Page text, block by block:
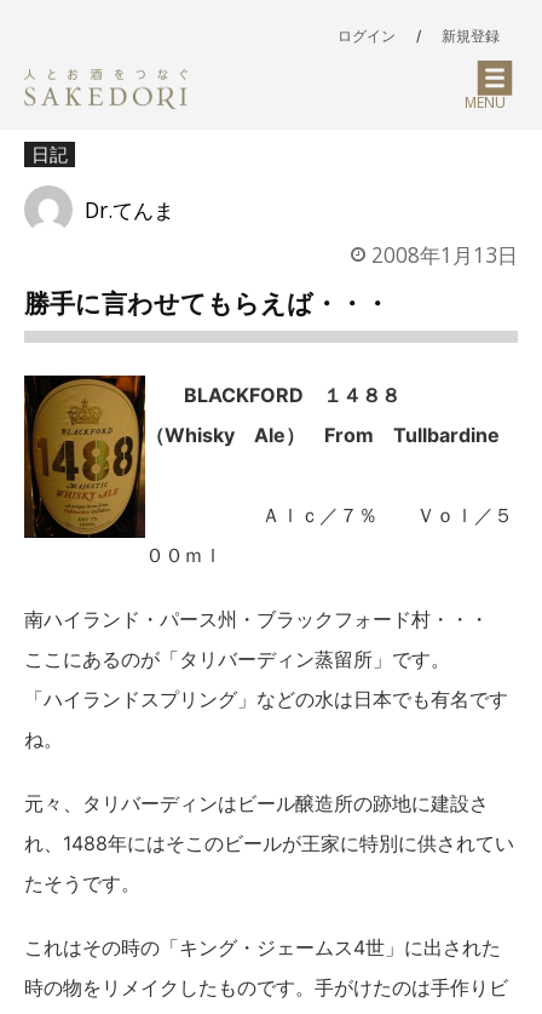
ログイン / 新規登録
MENU
日記
Dr.てんま
2008年1月13日
勝手に言わせてもらえば・・・
BLACKFORD １４８８
（Whisky Ale） From Tullbardine
Ａｌｃ／７％ Ｖｏｌ／５
００ｍｌ
南ハイランド・パース州・ブラックフォード村・・・
ここにあるのが「タリバーディン蒸留所」です。
「ハイランドスプリング」などの水は日本でも有名です
ね。
元々、タリバーディンはビール醸造所の跡地に建設さ
れ、1488年にはそこのビールが王家に特別に供されてい
たそうです。
これはその時の「キング・ジェームス4世」に出された
時の物をリメイクしたものです。手がけたのは手作りビ